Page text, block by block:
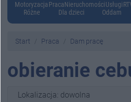
MotoryzacjaPracaNieruchomościUsługi
Różne
Dla dzieci Oddam
Start Praca Dam pracę
obieranie
Lokalizacja: dowolna